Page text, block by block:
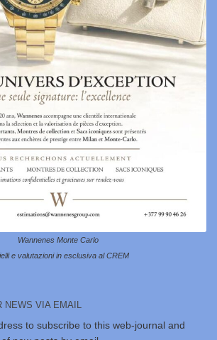
Wannenes Monte Carlo
e valutazioni in esclusiva al CREM
NEWS VIA EMAIL
to subscribe to this web-journal and